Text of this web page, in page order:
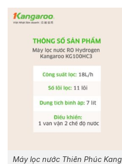
Máy lọc nước Thiên Phúc